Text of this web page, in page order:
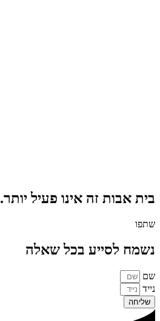
בית אבות זה אינו פעיל יותר.
שתפו
נשמח לסייע בכל שאלה
שם
נייד
שליחה